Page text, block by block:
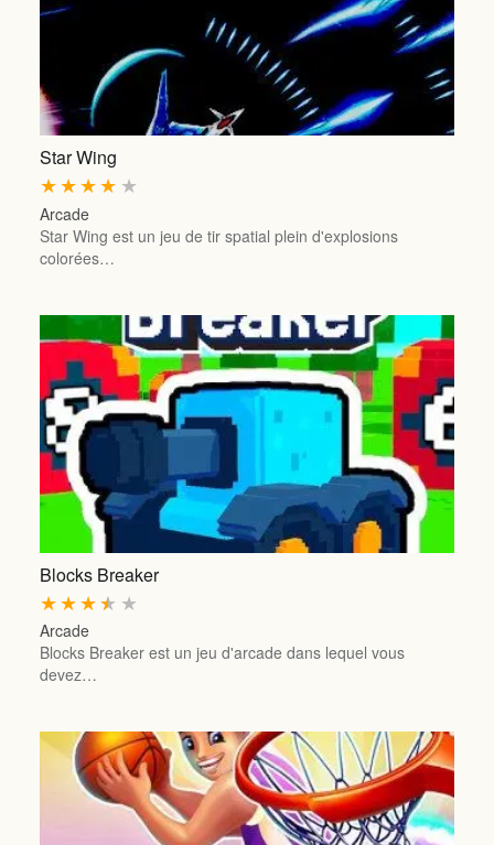
Star Wing
★
★
★
★
★
Arcade
Star Wing est un jeu de tir spatial plein d'explosions
colorées…
Blocks Breaker
★
★
★
★
★
Arcade
Blocks Breaker est un jeu d'arcade dans lequel vous
devez…